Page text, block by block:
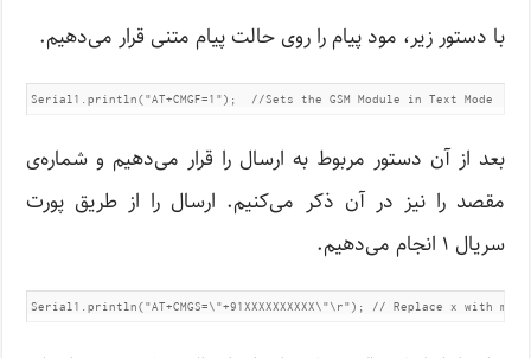
با دستور زیر، مود پیام را روی حالت پیام متنی قرار می‌دهیم.
Serial1.println("AT+CMGF=1");  //Sets the GSM Module in Text Mode
بعد از آن دستور مربوط به ارسال را قرار می‌دهیم و شماره‌ی
مقصد را نیز در آن ذکر می‌کنیم. ارسال را از طریق پورت
سریال ۱ انجام می‌دهیم.
Serial1.println("AT+CMGS=\"+91XXXXXXXXXX\"\r"); // Replace x with